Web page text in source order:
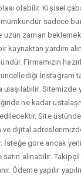
olabilir. Kişisel
sadece
uzun zaman
kaynaktan yardım
Firmamızın
İnstagram
ulaşılabilir. Sitemizde
ne kadar
edilecektir. Site
ve dijital
İsteğe gore ancak
alınabilir.
Ödeme yapılır